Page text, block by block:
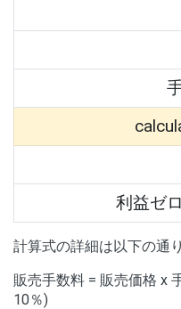
利益ゼ
計算式の詳細は以下の通
販売手数料 = 販売価格 x
10％)